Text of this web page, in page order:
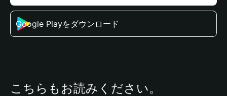
Google Playをダウンロード
こちらもお読みください。